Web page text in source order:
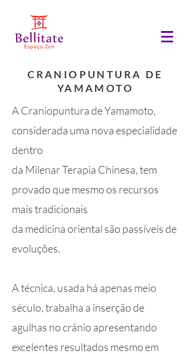
CRANIOPUNTURA DE
YAMAMOTO
A Craniopuntura de Yamamoto,
considerada uma nova especialidade
dentro
da Milenar Terapia Chinesa, tem
provado que mesmo os recursos
mais tradicionais
da medicina oriental são passíveis de
evoluções.
A técnica, usada há apenas meio
século, trabalha a inserção de
agulhas no crânio apresentando
excelentes resultados mesmo em